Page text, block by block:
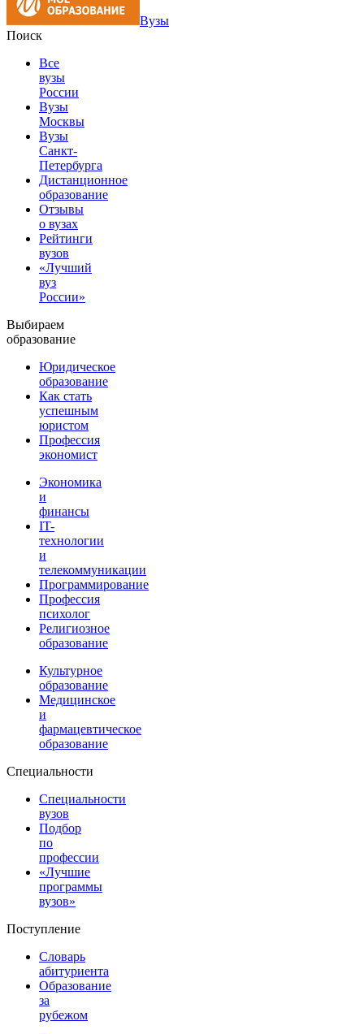
Вузы
Поиск
Все
вузы
России
Вузы
Москвы
Вузы
Санкт-
Петербурга
Дистанционное
образование
Отзывы
о вузах
Рейтинги
вузов
«Лучший
вуз
России»
Выбираем
образование
Юридическое
образование
Как стать
успешным
юристом
Профессия
экономист
Экономика
и
финансы
IT-
технологии
и
телекоммуникации
Программирование
Профессия
психолог
Религиозное
образование
Культурное
образование
Медицинское
и
фармацевтическое
образование
Специальности
Специальности
вузов
Подбор
по
профессии
«Лучшие
программы
вузов»
Поступление
Словарь
абитуриента
Образование
за
рубежом